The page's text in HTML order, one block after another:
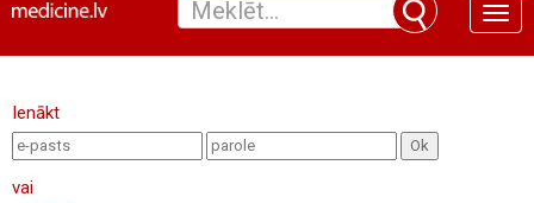
Toggle
Ienākt
vai